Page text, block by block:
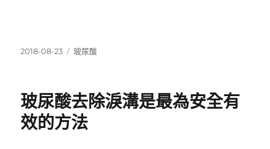
發
2018-08-23
分
玻尿酸
玻尿酸去除淚溝是最為安全有
效的方法